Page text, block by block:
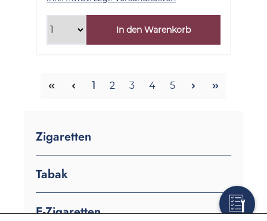
Zigaretten
Tabak
E-Zigaretten
In den Warenkorb
Seite
1 Seite
2 Seite
3 Seite
4 Seite
5